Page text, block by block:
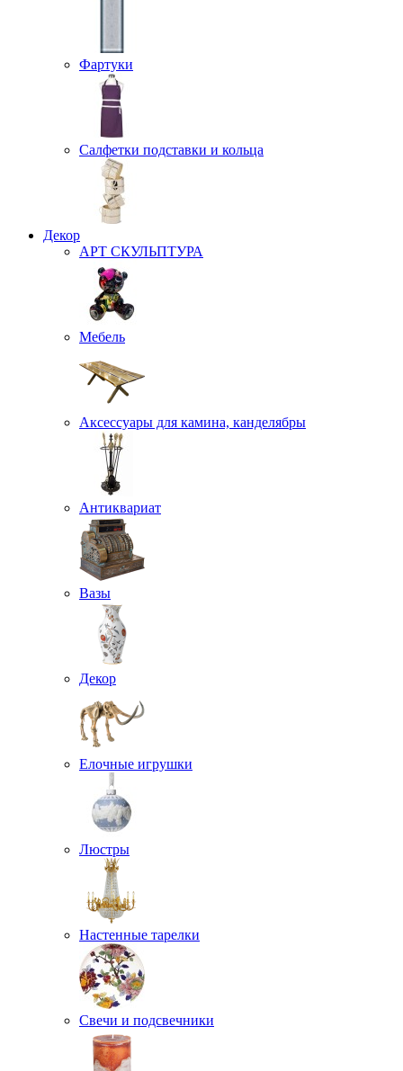
Фартуки
Салфетки подставки и кольца
Декор
АРТ СКУЛЬПТУРА
Мебель
Аксессуары для камина, канделябры
Антиквариат
Вазы
Декор
Елочные игрушки
Люстры
Настенные тарелки
Свечи и подсвечники